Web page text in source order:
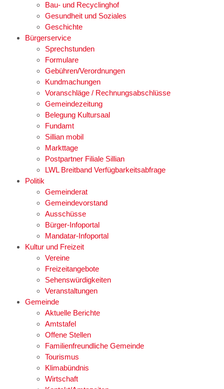
Bau- und Recyclinghof
Gesundheit und Soziales
Geschichte
Bürgerservice
Sprechstunden
Formulare
Gebühren/Verordnungen
Kundmachungen
Voranschläge / Rechnungsabschlüsse
Gemeindezeitung
Belegung Kultursaal
Fundamt
Sillian mobil
Markttage
Postpartner Filiale Sillian
LWL Breitband Verfügbarkeitsabfrage
Politik
Gemeinderat
Gemeindevorstand
Ausschüsse
Bürger-Infoportal
Mandatar-Infoportal
Kultur und Freizeit
Vereine
Freizeitangebote
Sehenswürdigkeiten
Veranstaltungen
Gemeinde
Aktuelle Berichte
Amtstafel
Offene Stellen
Familienfreundliche Gemeinde
Tourismus
Klimabündnis
Wirtschaft